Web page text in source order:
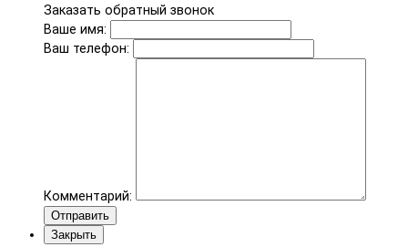
Заказать обратный звонок
Ваше имя:
Ваш телефон:
Комментарий:
Отправить
Закрыть